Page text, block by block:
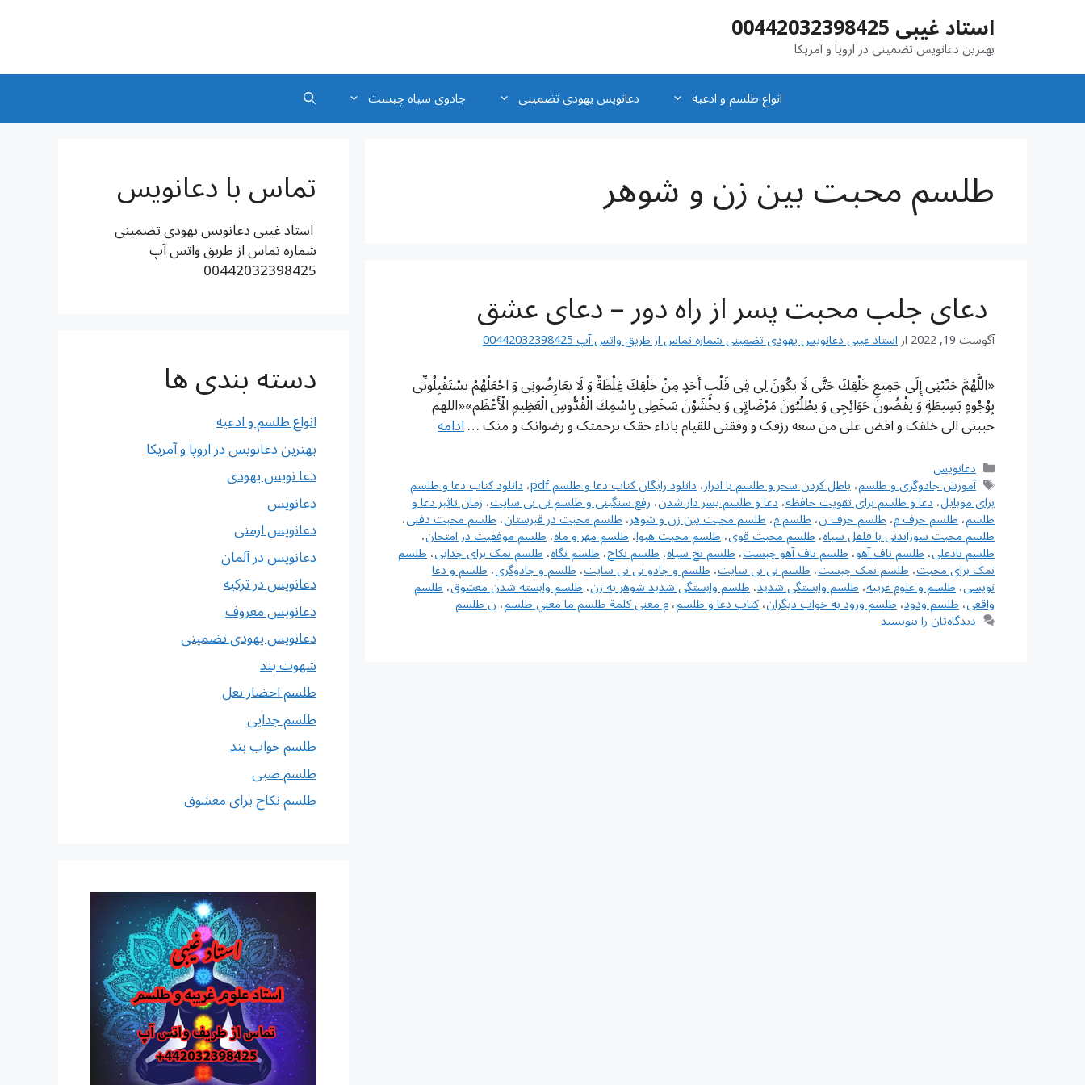
استاد غیبی 00442032398425
بهترین دعانویس تضمینی در اروپا و آمریکا
انواع طلسم و ادعیه
دعانویس یهودی تضمینی جادوی سیاه چیست
طلسم محبت بین زن و شوهر
دعای جلب محبت پسر از راه دور – دعای عشق
آگوست 19, 2022 ازاستاد غیبی دعانویس یهودی تضمینی شماره تماس از طریق واتس آپ 00442032398425
«اللَّهُمَّ حَبِّبْنِی إِلَى جَمِیعِ خَلْقِكَ حَتَّى لَا یكُونَ لِی فِی قَلْبِ أَحَدٍ مِنْ خَلْقِكَ غِلْظَةٌ وَ لَا یعَارِضُونِی وَ اجْعَلْهُمْ یسْتَقْبِلُونِّی
بِوُجُوهٍ بَسِیطَةٍ وَ یقْضُونَ حَوَائِجِی وَ یطْلُبُونَ مَرْضَاتِِی وَ یخْشَوْنَ سَخَطِی بِاسْمِكَ الْقُدُّوسِ الْعَظِیمِ الْأَعْظَم»«اللهم
حببنی الی خلقک و افض علی من سعة رزقک و وفقنی للقیام باداء حقک برحمتک و رضوانک و منک …ادامه
دسته‌ها
دعانویس
برچسب‌ها
آموزش جادوگری و طلسم،باطل كردن سحر و طلسم با ادرار،دانلود رایگان کتاب دعا و طلسم pdf ،دانلود کتاب دعا و طلسم
برای موبایل،دعا و طلسم برای تقویت حافظه،دعا و طلسم پسر دار شدن،رفع سنگینی و طلسم نی نی سایت،زمان تاثیر دعا و
طلسم،طلسم حرف م،طلسم حرف ن،طلسم م،طلسم محبت بین زن و شوهر،طلسم محبت در قبرستان،طلسم محبت دفنی،
طلسم محبت سوزاندنی با فلفل سیاه،طلسم محبت قوی،طلسم محبت هیوا،طلسم مهر و ماه،طلسم موفقیت در امتحان،
طلسم نادعلی،طلسم ناف آهو،طلسم ناف آهو چیست،طلسم نخ سیاه،طلسم نکاح،طلسم نگاه،طلسم نمک برای جدایی،طلسم
نمک برای محبت،طلسم نمک چیست،طلسم نی نی سایت،طلسم و جادو نی نی سایت،طلسم و جادوگری،طلسم و دعا
نویسی،طلسم و علوم غریبه،طلسم وابستگی شدید،طلسم وابستگی شدید شوهر به زن،طلسم وابسته شدن معشوق،طلسم
واقعی،طلسم ودود،طلسم ورود به خواب دیگران،کتاب دعا و طلسم،م معنى كلمة طلسم ما معني طلسم،ن طلسم
دیدگاه‌تان را بنویسید
تماس با دعانویس
استاد غیبی دعانویس یهودی تضمینی
شماره تماس از طریق واتس آپ
00442032398425
دسته بندی ها
انواع طلسم و ادعیه
بهترین دعانویس در اروپا و آمریکا
دعا نویس یهودی
دعانویس
دعانویس ارمنی
دعانویس در آلمان
دعانویس در ترکیه
دعانویس معروف
دعانویس یهودی تضمینی
شهوت بند
طلسم احضار نعل
طلسم جدایی
طلسم خواب بند
طلسم صبی
طلسم نکاح برای معشوق